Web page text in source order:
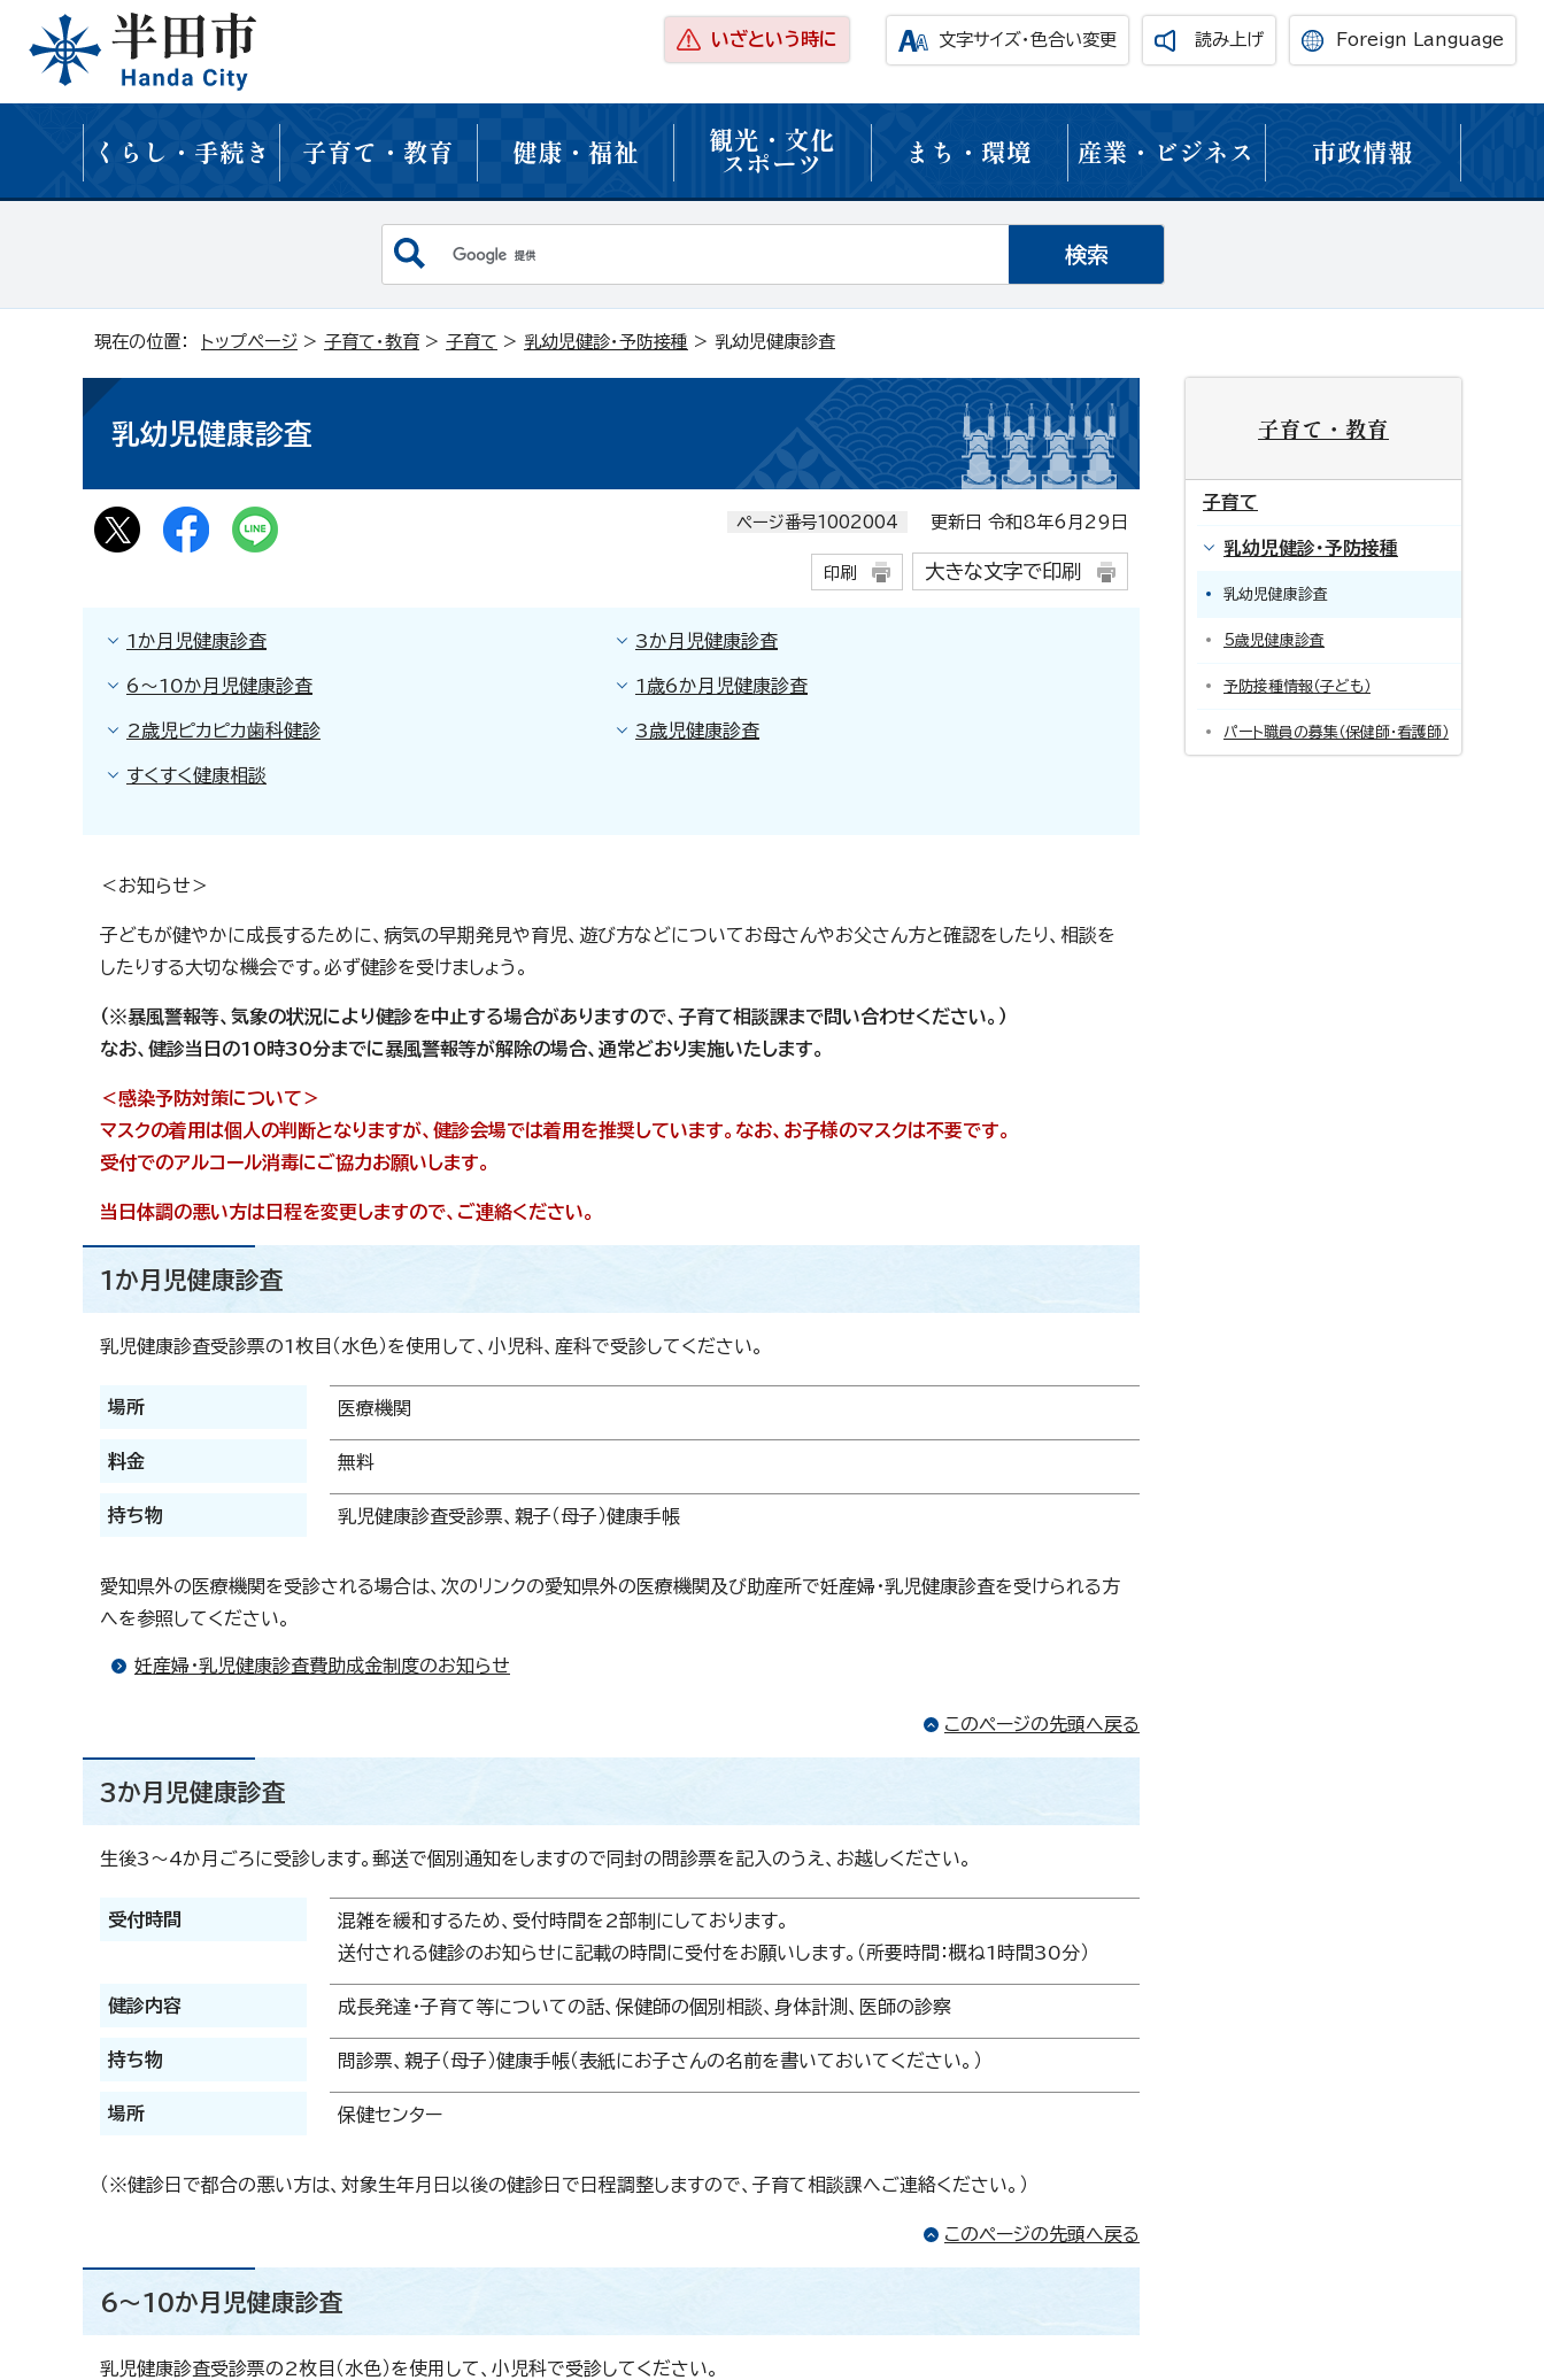
いざという時に 文字サイズ・色合い変更 読み上げ Foreign Language
くらし・手続き 子育て・教育 健康・福祉 観光・文化
スポーツ まち・環境 産業・ビジネス 市政情報
現在の位置： トップページ > 子育て・教育 > 子育て > 乳幼児健診・予防接種 > 乳幼児健康診査
乳幼児健康診査
ページ番号1002004 更新日 令和8年6月29日
印刷 大きな文字で印刷
1か月児健康診査 3か月児健康診査
6～10か月児健康診査 1歳6か月児健康診査
2歳児ピカピカ歯科健診 3歳児健康診査
すくすく健康相談
＜お知らせ＞
子どもが健やかに成長するために、病気の早期発見や育児、遊び方などについてお母さんやお父さん方と確認をしたり、相談を
したりする大切な機会です。必ず健診を受けましょう。
（※暴風警報等、気象の状況により健診を中止する場合がありますので、子育て相談課まで問い合わせください。）
なお、健診当日の10時30分までに暴風警報等が解除の場合、通常どおり実施いたします。
＜感染予防対策について＞
マスクの着用は個人の判断となりますが、健診会場では着用を推奨しています。なお、お子様のマスクは不要です。
受付でのアルコール消毒にご協力お願いします。
当日体調の悪い方は日程を変更しますので、ご連絡ください。
1か月児健康診査
乳児健康診査受診票の1枚目（水色）を使用して、小児科、産科で受診してください。
場所 医療機関
料金 無料
持ち物 乳児健康診査受診票、親子（母子）健康手帳
愛知県外の医療機関を受診される場合は、次のリンクの愛知県外の医療機関及び助産所で妊産婦・乳児健康診査を受けられる方
へを参照してください。
妊産婦・乳児健康診査費助成金制度のお知らせ
このページの先頭へ戻る
3か月児健康診査
生後3～4か月ごろに受診します。郵送で個別通知をしますので同封の問診票を記入のうえ、お越しください。
受付時間
混雑を緩和するため、受付時間を2部制にしております。
送付される健診のお知らせに記載の時間に受付をお願いします。（所要時間：概ね1時間30分）
健診内容 成長発達・子育て等についての話、保健師の個別相談、身体計測、医師の診察
持ち物 問診票、親子（母子）健康手帳（表紙にお子さんの名前を書いておいてください。）
場所 保健センター
（※健診日で都合の悪い方は、対象生年月日以後の健診日で日程調整しますので、子育て相談課へご連絡ください。）
このページの先頭へ戻る
6～10か月児健康診査
乳児健康診査受診票の2枚目（水色）を使用して、小児科で受診してください。
子育て・教育
子育て
乳幼児健診・予防接種
乳幼児健康診査
5歳児健康診査
予防接種情報（子ども）
パート職員の募集（保健師・看護師）